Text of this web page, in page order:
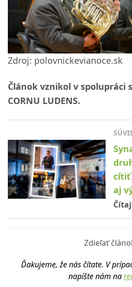
Zdroj: polovnickevianoce.sk
Článok vznikol v spolupráci
CORNU LUDENS.
cítiť
aj
Zdieľať
Ďakujeme, že nás čítate. V
napíšte nám na